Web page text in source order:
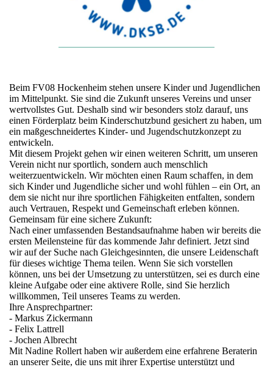
Beim FV08 Hockenheim stehen unsere Kinder und Jugendlichen
im Mittelpunkt. Sie sind die Zukunft unseres Vereins und unser
wertvollstes Gut. Deshalb sind wir besonders stolz darauf, uns
einen Förderplatz beim Kinderschutzbund gesichert zu haben, um
ein maßgeschneidertes Kinder- und Jugendschutzkonzept zu
entwickeln.
Mit diesem Projekt gehen wir einen weiteren Schritt, um unseren
Verein nicht nur sportlich, sondern auch menschlich
weiterzuentwickeln. Wir möchten einen Raum schaffen, in dem
sich Kinder und Jugendliche sicher und wohl fühlen – ein Ort, an
dem sie nicht nur ihre sportlichen Fähigkeiten entfalten, sondern
auch Vertrauen, Respekt und Gemeinschaft erleben können.
Gemeinsam für eine sichere Zukunft:
Nach einer umfassenden Bestandsaufnahme haben wir bereits die
ersten Meilensteine für das kommende Jahr definiert. Jetzt sind
wir auf der Suche nach Gleichgesinnten, die unsere Leidenschaft
für dieses wichtige Thema teilen. Wenn Sie sich vorstellen
können, uns bei der Umsetzung zu unterstützen, sei es durch eine
kleine Aufgabe oder eine aktivere Rolle, sind Sie herzlich
willkommen, Teil unseres Teams zu werden.
Ihre Ansprechpartner:
- Markus Zickermann
- Felix Lattrell
- Jochen Albrecht
Mit Nadine Rollert haben wir außerdem eine erfahrene Beraterin
an unserer Seite, die uns mit ihrer Expertise unterstützt und